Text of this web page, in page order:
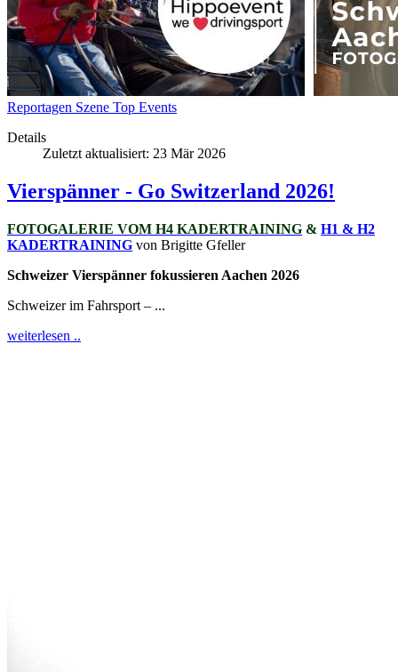
Reportagen Szene Top Events
Details
Zuletzt aktualisiert: 23 Mär 2026
Vierspänner - Go Switzerland 2026!
FOTOGALERIE VOM H4 KADERTRAINING & H1 & H2
KADERTRAINING von Brigitte Gfeller
Schweizer Vierspänner fokussieren Aachen 2026
Schweizer im Fahrsport – ...
weiterlesen ..